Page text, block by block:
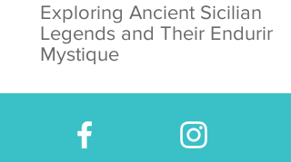
Exploring Ancient Sicilian
Legends and Their Enduring
Mystique